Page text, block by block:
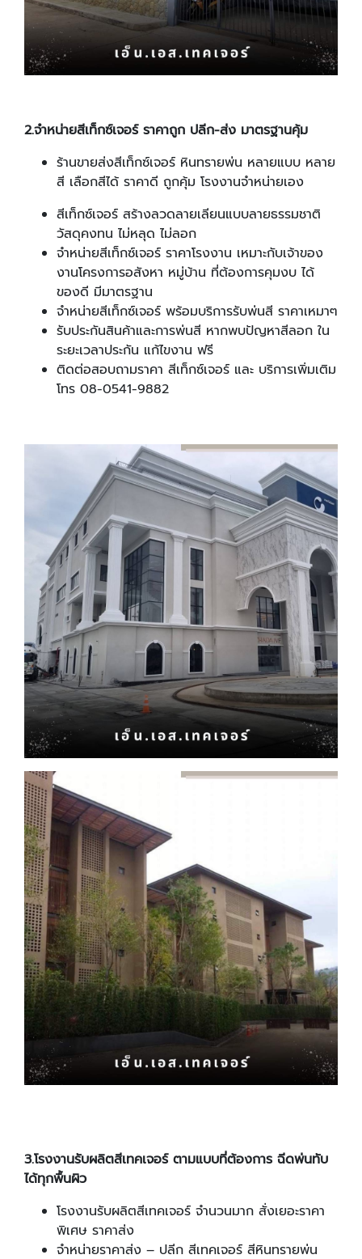
2.จำหน่ายสีเท็กซ์เจอร์ ราคาถูก ปลีก-ส่ง มาตรฐานคุ้ม
ร้านขายส่งสีเท็กซ์เจอร์ หินทรายพ่น หลายแบบ หลาย
สี เลือกสีได้ ราคาดี ถูกคุ้ม โรงงานจำหน่ายเอง
สีเท็กซ์เจอร์ สร้างลวดลายเลียนแบบลายธรรมชาติ
วัสดุคงทน ไม่หลุด ไม่ลอก
จำหน่ายสีเท็กซ์เจอร์ ราคาโรงงาน เหมาะกับเจ้าของ
งานโครงการอสังหา หมู่บ้าน ที่ต้องการคุมงบ ได้
ของดี มีมาตรฐาน
จำหน่ายสีเท็กซ์เจอร์ พร้อมบริการรับพ่นสี ราคาเหมาๆ
รับประกันสินค้าและการพ่นสี หากพบปัญหาสีลอก ใน
ระยะเวลาประกัน แก้ไขงาน ฟรี
ติดต่อสอบถามราคา สีเท็กซ์เจอร์ และ บริการเพิ่มเติม
โทร 08-0541-9882
3.โรงงานรับผลิตสีเทคเจอร์ ตามแบบที่ต้องการ ฉีดพ่นทับ
ได้ทุกพื้นผิว
โรงงานรับผลิตสีเทคเจอร์ จำนวนมาก สั่งเยอะราคา
พิเศษ ราคาส่ง
จำหน่ายราคาส่ง – ปลีก สีเทคเจอร์ สีหินทรายพ่น